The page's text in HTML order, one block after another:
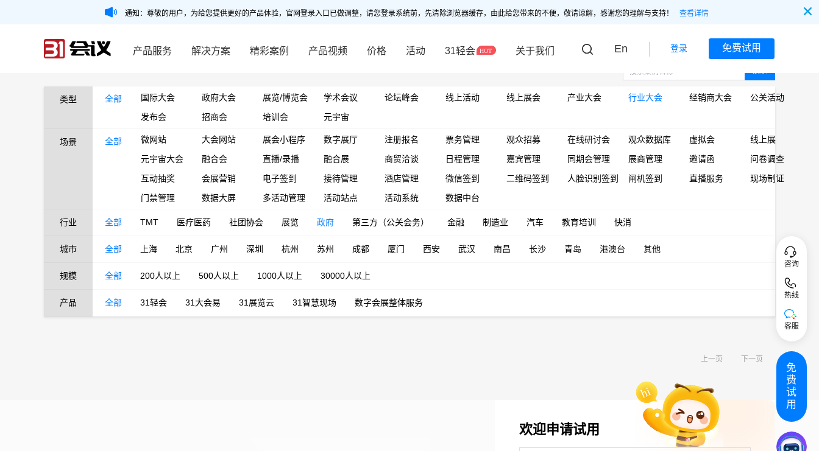
通知：尊敬的用户，为给您提供更好的产品体验，官网登录入口已做调整，请您登录系统前，先清除浏览器缓存，由此给您带来的不便，敬请谅解，感谢您的理解与支持！ 查看详情
产品服务 解决方案 精彩案例 产品视频 价格 活动 31轻会 关于我们 En 登录 免费试用
类型 全部 国际大会 政府大会 展览/博览会 学术会议 论坛峰会 线上活动 线上展会 产业大会 行业大会 经销商大会
公关活动
发布会
招商会 培训会 元宇宙
场景 全部 微网站 大会网站 展会小程序 数字展厅 注册报名 票务管理 观众招募 在线研讨会 观众数据库 虚拟会
线上展
元宇宙大会
融合会 直播/录播 融合展 商贸洽谈 日程管理 嘉宾管理 同期会管理 展商管理 邀请函
问卷调查
互动抽奖
会展营销 电子签到 接待管理 酒店管理 微信签到 二维码签到 人脸识别签到 闸机签到 直播服务
现场制证
门禁管理
数据大屏 多活动管理 活动站点 活动系统 数据中台
行业 全部 TMT 医疗医药 社团协会 展览 政府 第三方（公关会务） 金融 制造业 汽车 教育培训 快消
城市 全部 上海 北京 广州 深圳 杭州 苏州 成都 厦门 西安 武汉 南昌 长沙 青岛 港澳台 其他
规模 全部 200人以上 500人以上 1000人以上 30000人以上
产品 全部 31轻会 31大会易 31展览云 31智慧现场 数字会展整体服务
上一页 下一页
欢迎申请试用
咨询
热线
客服
免
费
试
用